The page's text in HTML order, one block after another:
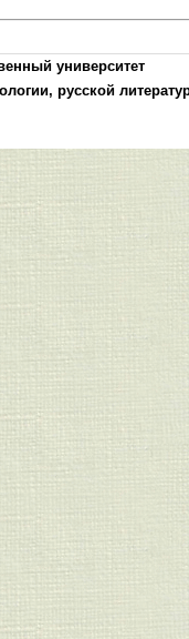
университет
русской